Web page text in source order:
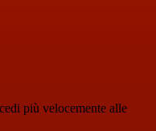
più velocemente alle